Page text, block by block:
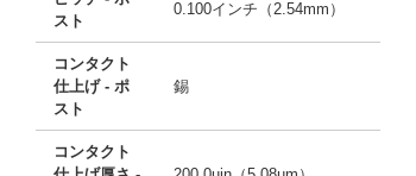
スト
0.100インチ（2.54mm）
コンタクト
仕上げ - ポ
スト
錫
コンタクト